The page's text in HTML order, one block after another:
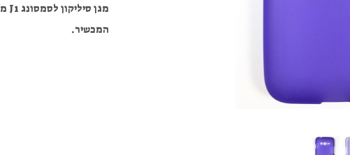
המכשיר.